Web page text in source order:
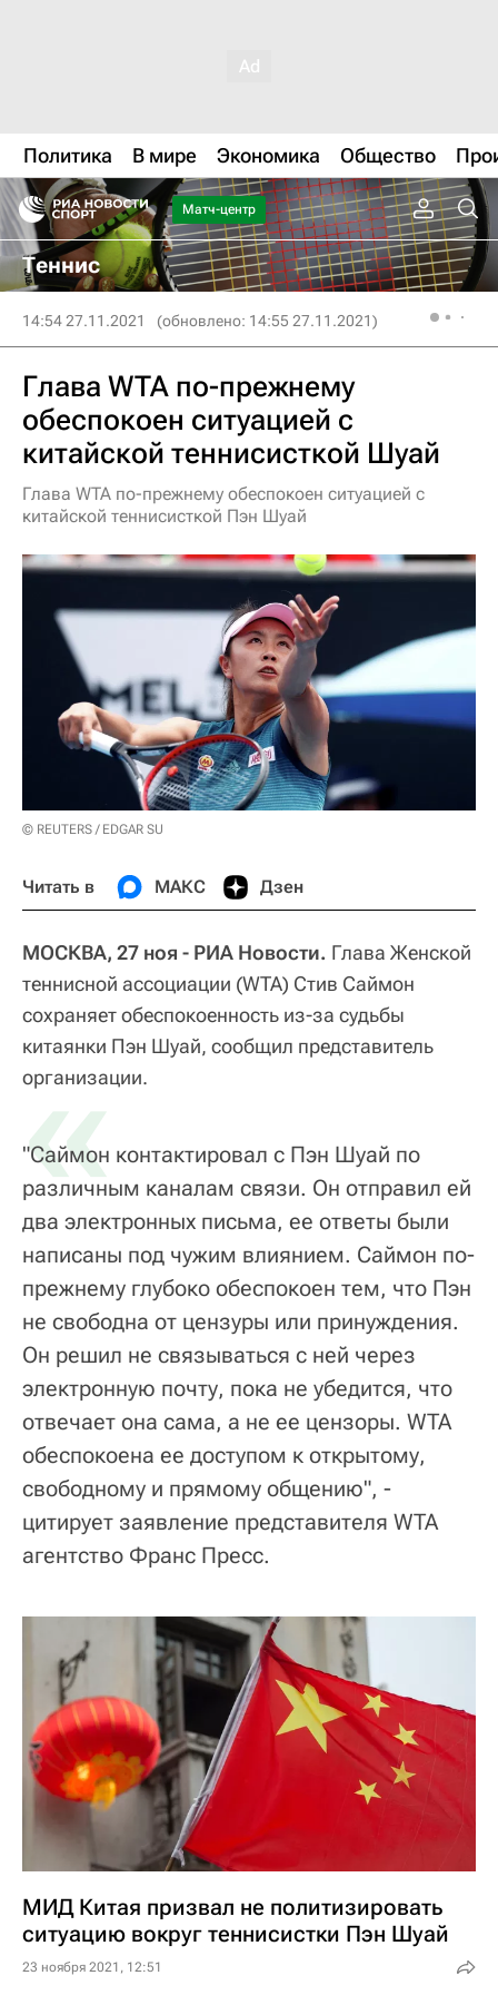
Политика В мире Экономика Общество
Матч-центр
Теннис
14:54 27.11.2021 (обновлено: 14:55 27.11.2021)
Глава WTA по-прежнему
обеспокоен ситуацией с
китайской теннисисткой Шуай
Глава WTA по-прежнему обеспокоен ситуацией с
китайской теннисисткой Пэн Шуай
© REUTERS / EDGAR SU
Читать в МАКС Дзен
МОСКВА, 27 ноя - РИА Новости. Глава Женской
теннисной ассоциации (WTA) Стив Саймон
сохраняет обеспокоенность из-за судьбы
китаянки Пэн Шуай, сообщил представитель
организации.
«
"Саймон контактировал с Пэн Шуай по
различным каналам связи. Он отправил ей
два электронных письма, ее ответы были
написаны под чужим влиянием. Саймон по-
прежнему глубоко обеспокоен тем, что Пэн
не свободна от цензуры или принуждения.
Он решил не связываться с ней через
электронную почту, пока не убедится, что
отвечает она сама, а не ее цензоры. WTA
обеспокоена ее доступом к открытому,
свободному и прямому общению", -
цитирует заявление представителя WTA
агентство Франс Пресс.
МИД Китая призвал не политизировать
ситуацию вокруг теннисистки Пэн Шуай
23 ноября 2021, 12:51